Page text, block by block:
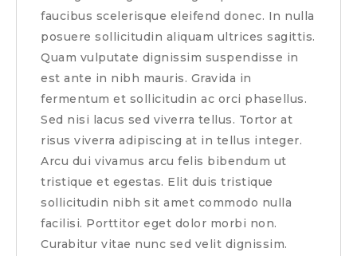
faucibus scelerisque eleifend donec. In nulla
posuere sollicitudin aliquam ultrices sagittis.
Quam vulputate dignissim suspendisse in
est ante in nibh mauris. Gravida in
fermentum et sollicitudin ac orci phasellus.
Sed nisi lacus sed viverra tellus. Tortor at
risus viverra adipiscing at in tellus integer.
Arcu dui vivamus arcu felis bibendum ut
tristique et egestas. Elit duis tristique
sollicitudin nibh sit amet commodo nulla
facilisi. Porttitor eget dolor morbi non.
Curabitur vitae nunc sed velit dignissim.